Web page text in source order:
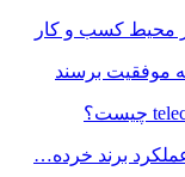
برند خرده…